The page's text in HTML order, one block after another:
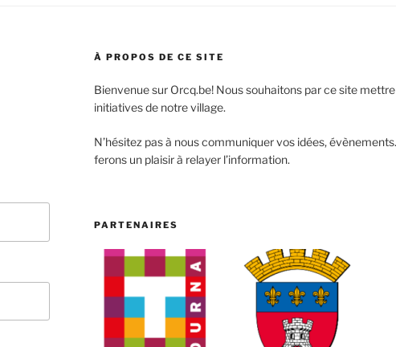
À PROPOS DE CE SITE
Bienvenue sur Orcq.be! Nous souhaitons par ce site
initiatives de notre village.
N’hésitez pas à nous communiquer vos idées,
ferons un plaisir à relayer l’information.
PARTENAIRES